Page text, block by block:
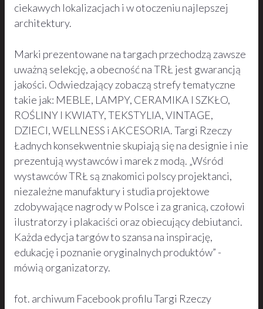
ciekawych lokalizacjach i w otoczeniu najlepszej
architektury.
Marki prezentowane na targach przechodzą zawsze
uważną selekcję, a obecność na TRŁ jest gwarancją
jakości. Odwiedzający zobaczą strefy tematyczne
takie jak: MEBLE, LAMPY, CERAMIKA I SZKŁO,
ROŚLINY I KWIATY, TEKSTYLIA, VINTAGE,
DZIECI, WELLNESS i AKCESORIA. Targi Rzeczy
Ładnych konsekwentnie skupiają się na designie i nie
prezentują wystawców i marek z modą. „Wśród
wystawców TRŁ są znakomici polscy projektanci,
niezależne manufaktury i studia projektowe
zdobywające nagrody w Polsce i za granicą, czołowi
ilustratorzy i plakaciści oraz obiecujący debiutanci.
Każda edycja targów to szansa na inspirację,
edukację i poznanie oryginalnych produktów” -
mówią organizatorzy.
fot. archiwum Facebook profilu Targi Rzeczy